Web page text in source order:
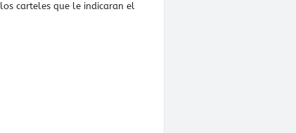
carteles que le indicaran el